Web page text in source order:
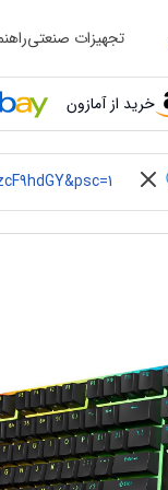
تجهیزات صنعتی
خرید از آمازون